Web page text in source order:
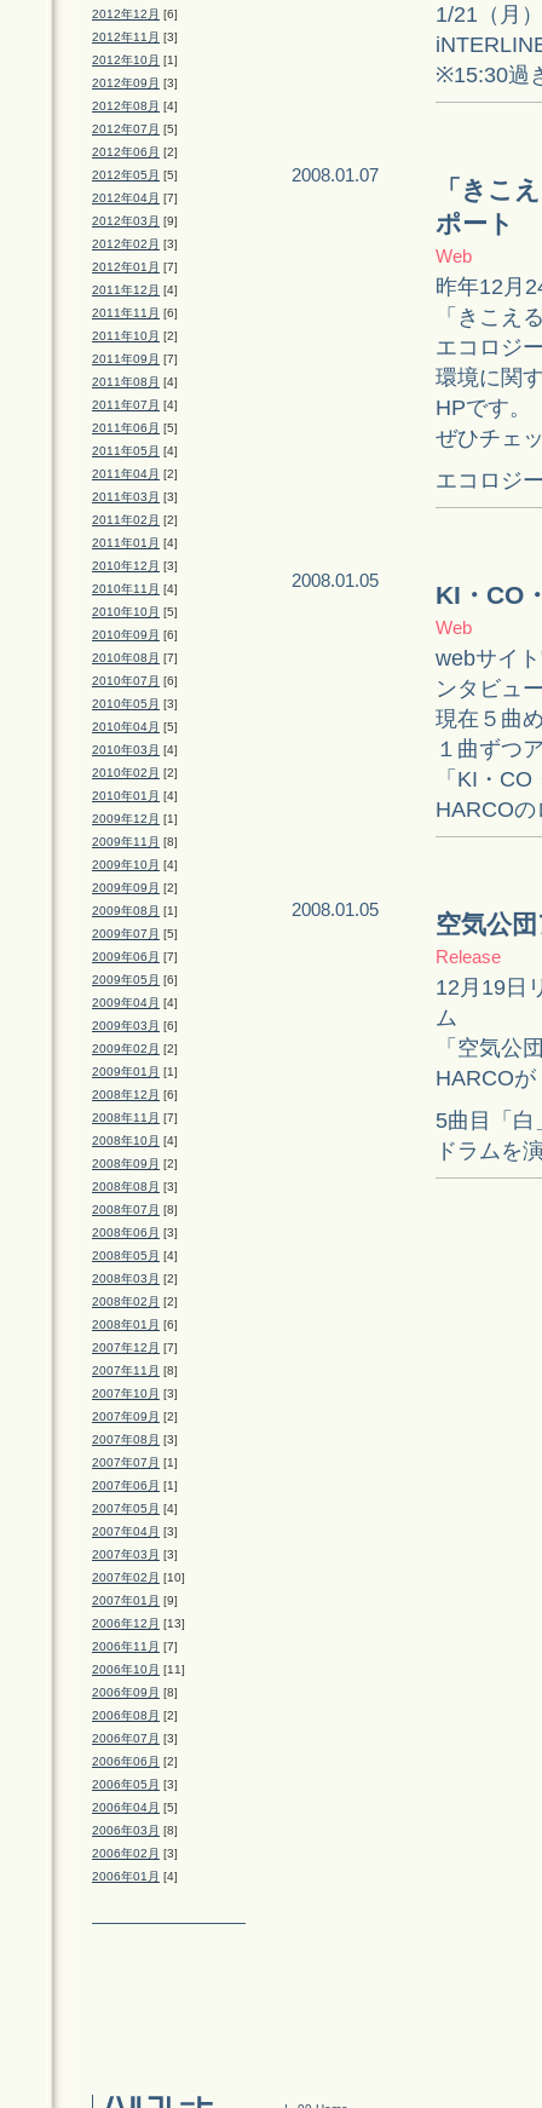
2012年12月 [6]
2012年11月 [3]
2012年10月 [1]
2012年09月 [3]
2012年08月 [4]
2012年07月 [5]
2012年06月 [2]
2012年05月 [5]
2012年04月 [7]
2012年03月 [9]
2012年02月 [3]
2012年01月 [7]
2011年12月 [4]
2011年11月 [6]
2011年10月 [2]
2011年09月 [7]
2011年08月 [4]
2011年07月 [4]
2011年06月 [5]
2011年05月 [4]
2011年04月 [2]
2011年03月 [3]
2011年02月 [2]
2011年01月 [4]
2010年12月 [3]
2010年11月 [4]
2010年10月 [5]
2010年09月 [6]
2010年08月 [7]
2010年07月 [6]
2010年05月 [3]
2010年04月 [5]
2010年03月 [4]
2010年02月 [2]
2010年01月 [4]
2009年12月 [1]
2009年11月 [8]
2009年10月 [4]
2009年09月 [2]
2009年08月 [1]
2009年07月 [5]
2009年06月 [7]
2009年05月 [6]
2009年04月 [4]
2009年03月 [6]
2009年02月 [2]
2009年01月 [1]
2008年12月 [6]
2008年11月 [7]
2008年10月 [4]
2008年09月 [2]
2008年08月 [3]
2008年07月 [8]
2008年06月 [3]
2008年05月 [4]
2008年03月 [2]
2008年02月 [2]
2008年01月 [6]
2007年12月 [7]
2007年11月 [8]
2007年10月 [3]
2007年09月 [2]
2007年08月 [3]
2007年07月 [1]
2007年06月 [1]
2007年05月 [4]
2007年04月 [3]
2007年03月 [3]
2007年02月 [10]
2007年01月 [9]
2006年12月 [13]
2006年11月 [7]
2006年10月 [11]
2006年09月 [8]
2006年08月 [2]
2006年07月 [3]
2006年06月 [2]
2006年05月 [3]
2006年04月 [5]
2006年03月 [8]
2006年02月 [3]
2006年01月 [4]
1/21（月
※15:30過
2008.01.07
「きこ
ポート
Web
昨年12月
「きこえ
エコロジ
環境に関
HPです。
ぜひチェ
エコロジ
2008.01.05
KI・CO
Web
webサイ
ンタビュ
現在５曲
１曲ずつ
「KI・
HARCO
2008.01.05
空気公
Release
12月19日
ム
「空気公
HARCO
5曲目「
ドラムを